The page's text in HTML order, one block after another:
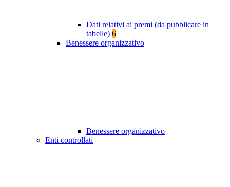
Dati relativi ai premi (da pubblicare in
tabelle) 6
Benessere organizzativo
Benessere organizzativo
Enti controllati